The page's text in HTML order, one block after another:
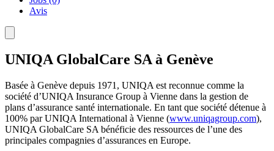
Avis
UNIQA GlobalCare SA à Genève
Basée à Genève depuis 1971, UNIQA est reconnue comme la
société d’UNIQA Insurance Group à Vienne dans la gestion de
plans d’assurance santé internationale. En tant que société détenue à
100% par UNIQA International à Vienne (www.uniqagroup.com),
UNIQA GlobalCare SA bénéficie des ressources de l’une des
principales compagnies d’assurances en Europe.